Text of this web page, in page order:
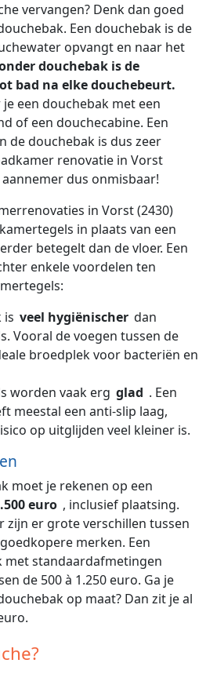
vervangen? Denk dan goed
Een douchebak is de
opvangt en naar het
douchebak is de
bad na elke douchebeurt.
een douchebak met een
of een douchecabine. Een
de douchebak is dus zeer
renovatie in Vorst
dus onmisbaar!
in Vorst (2430)
in plaats van een
betegelt dan de vloer. Een
enkele voordelen ten
is veel hygiënischer dan
Vooral de voegen tussen de
broedplek voor bacteriën en
worden vaak erg glad . Een
meestal een anti-slip laag,
op uitglijden veel kleiner is.
moet je rekenen op een
euro , inclusief plaatsing.
zijn er grote verschillen tussen
merken. Een
met standaardafmetingen
de 500 à 1.250 euro. Ga je
op maat? Dan zit je al